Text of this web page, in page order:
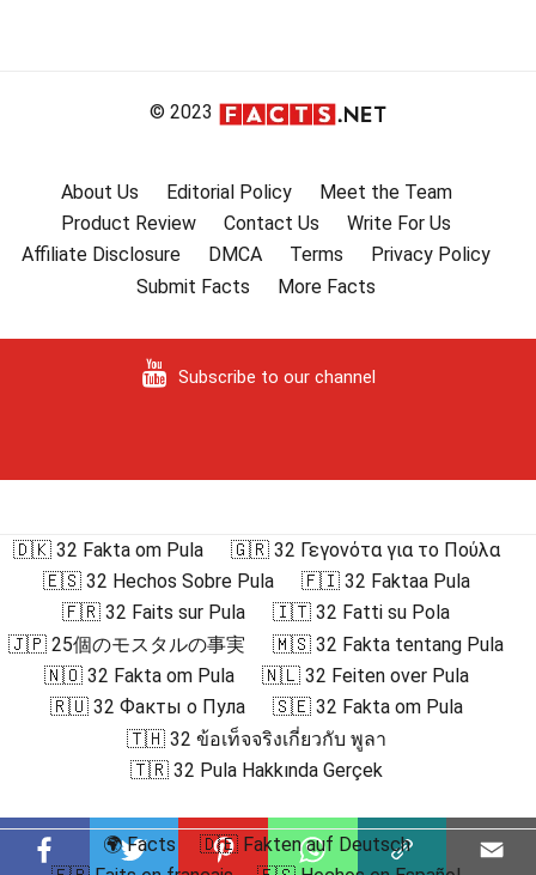
© 2023
About Us Editorial Policy
Meet the Team
Product Review
Contact Us
Write For Us
Affiliate Disclosure
DMCA Terms
Privacy Policy
Submit Facts
More Facts
Subscribe to our channel
🇩🇰 32 Fakta om Pula
🇬🇷 32 Γεγονότα για το Πούλα
🇪🇸 32 Hechos Sobre Pula
🇫🇮 32 Faktaa Pula
🇫🇷 32 Faits sur Pula
🇮🇹 32 Fatti su Pola
🇯🇵 25個のモスタルの事実
🇲🇸 32 Fakta tentang Pula
🇳🇴 32 Fakta om Pula
🇳🇱 32 Feiten over Pula
🇷🇺 32 Факты о Пула
🇸🇪 32 Fakta om Pula
🇹🇭 32 ข้อเท็จจริงเกี่ยวกับ พูลา
🇹🇷 32 Pula Hakkında Gerçek
🌍 Facts
🇩🇪 Fakten auf Deutsch